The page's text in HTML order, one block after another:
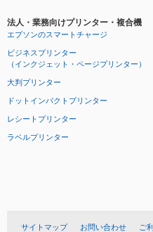
法人・業務向けプリンター・複合機
エプソンのスマートチャージ
ビジネスプリンター
（インクジェット・ページプリンター）
大判プリンター
ドットインパクトプリンター
レシートプリンター
ラベルプリンター
サイトマップ お問い合わせ ご